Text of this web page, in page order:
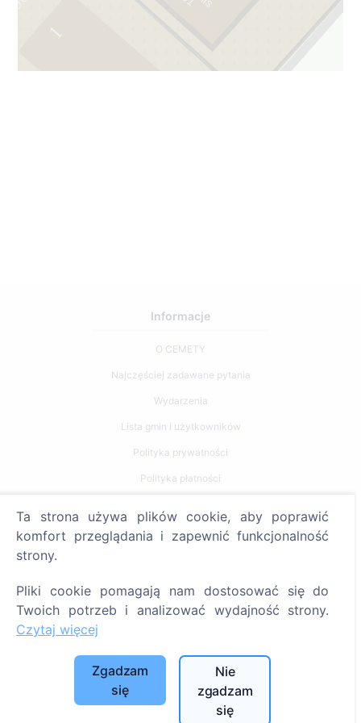
1
Informacje
O CEMETY
Najczęściej zadawane pytania
Wydarzenia
Lista gmin i użytkowników
Polityka prywatności
Polityka płatności
Szukaj
Szukaj cmentarzy
SIA "CEMETY", LV40103618951
Ta strona używa plików cookie, aby poprawić
komfort przeglądania i zapewnić funkcjonalność
strony.
Pliki cookie pomagają nam dostosować się do
Twoich potrzeb i analizować wydajność strony.
Czytaj więcej
Zgadzam
się
Nie
zgadzam
się